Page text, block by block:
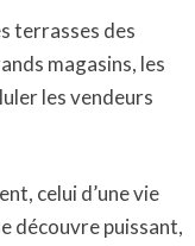
terrasses des
magasins, les
les vendeurs
celui d’une vie
découvre puissant,